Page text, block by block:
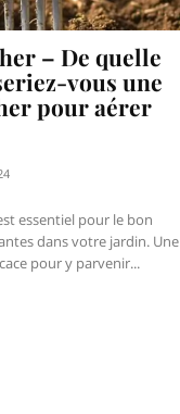
– De quelle
vous une
pour aérer
essentiel pour le bon
dans votre jardin. Une
pour y parvenir...